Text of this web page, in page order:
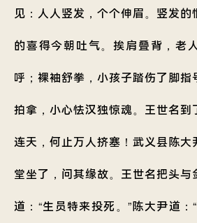
见：人人竖发，个个伸眉。竖发的
的喜得今朝吐气。挨肩叠背，老
呼；裸袖舒拳，小孩子踏伤了脚
拍拿，小心怯汉独惊魂。王世名到
连天，何止万人挤塞！武义县陈大
堂坐了，问其缘故。王世名把头
道：“生员特来投死。”陈大尹道：